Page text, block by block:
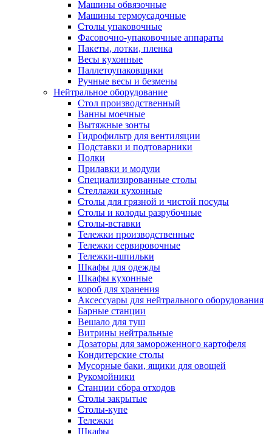
Машины обвязочные
Машины термоусадочные
Столы упаковочные
Фасовочно-упаковочные аппараты
Пакеты, лотки, пленка
Весы кухонные
Паллетоупаковщики
Ручные весы и безмены
Нейтральное оборудование
Cтол производственный
Ванны моечные
Вытяжные зонты
Гидрофильтр для вентиляции
Подставки и подтоварники
Полки
Прилавки и модули
Специализированные столы
Стеллажи кухонные
Столы для грязной и чистой посуды
Столы и колоды разрубочные
Столы-вставки
Тележки производственные
Тележки сервировочные
Тележки-шпильки
Шкафы для одежды
Шкафы кухонные
короб для хранения
Аксессуары для нейтрального оборудования
Барные станции
Вешало для туш
Витрины нейтральные
Дозаторы для замороженного картофеля
Кондитерские столы
Мусорные баки, ящики для овощей
Рукомойники
Станции сбора отходов
Столы закрытые
Столы-купе
Тележки
Шкафы